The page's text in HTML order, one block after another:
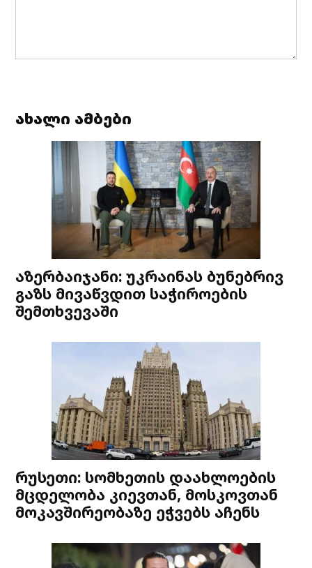
ახალი ამბები
აზერბაიჯანი: უკრაინას ბუნებრივ
გაზს მივაწვდით საჭიროების
შემთხვევაში
რუსეთი: სომხეთის დაახლოების
მცდელობა კიევთან, მოსკოვთან
მოკავშირეობაზე ეჭვებს აჩენს